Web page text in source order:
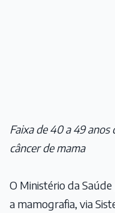
Faixa de 40 a 49
câncer de mama
O Ministério da
a mamografia, via